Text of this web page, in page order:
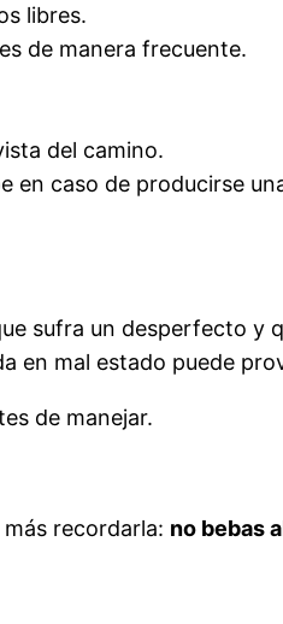
libres.
de manera frecuente.
del camino.
caso de producirse
sufra un desperfecto y
en mal estado puede
de manejar.
recordarla: no bebas